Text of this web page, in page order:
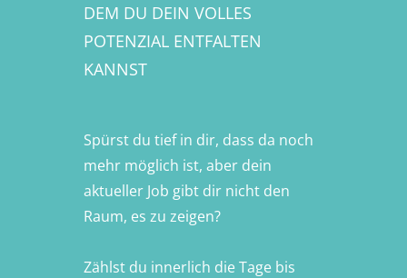
DEM DU DEIN VOLLES
POTENZIAL ENTFALTEN
KANNST
Spürst du tief in dir, dass da noch
mehr möglich ist, aber dein
aktueller Job gibt dir nicht den
Raum, es zu zeigen?
Zählst du innerlich die Tage bis